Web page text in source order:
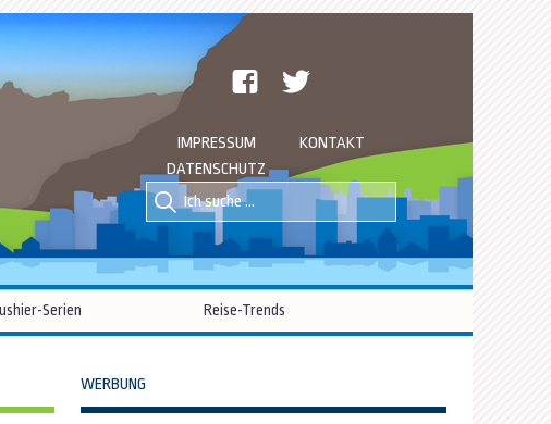
facebook
IMPRESSUM
KONTAKT
DATENSCHUTZ
Suche
nach::
Suche
nach:
Serien Reise-Trends
WERBUNG